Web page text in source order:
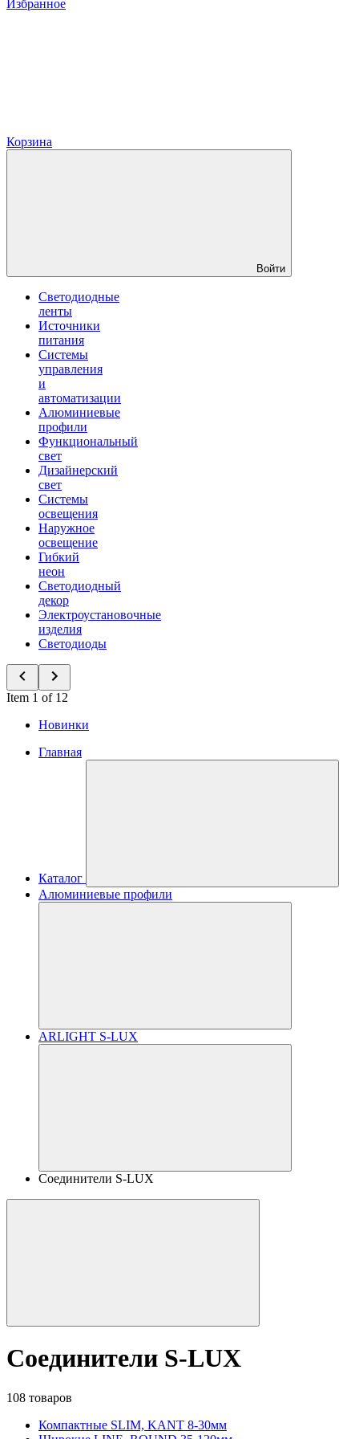
Избранное
Корзина
Войти
Светодиодные
ленты
Источники
питания
Системы
управления
и
автоматизации
Алюминиевые
профили
Функциональный
свет
Дизайнерский
свет
Системы
освещения
Наружное
освещение
Гибкий
неон
Светодиодный
декор
Электроустановочные
изделия
Светодиоды
Item 1 of 12
Новинки
Главная
Каталог
Алюминиевые профили
ARLIGHT S-LUX
Соединители S-LUX
Соединители S-LUX
108 товаров
Компактные SLIM, KANT 8-30мм